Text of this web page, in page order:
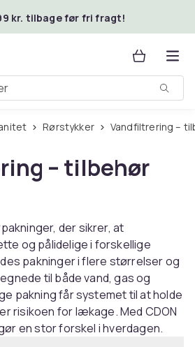
kr. tilbage før fri fragt!
Rørstykker Vandfiltrering –
– tilbehør
der sikrer, at
og pålidelige i forskellige
pakninger i flere størrelser og
til både vand, gas og
pakning får systemet til at holde
risikoen for lækage. Med CDON
en stor forskel i hverdagen.